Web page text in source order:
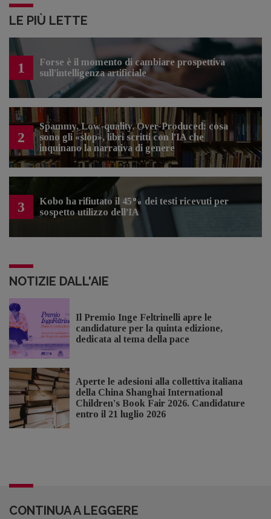
LE PIÙ LETTE
1
Forse è il momento di cambiare prospettiva
sull’intelligenza artificiale
2
Spammy, Low-quality, Over-Produced: cosa
sono gli «slop», libri scritti con l'IA che
inquinano la narrativa di genere
3
Kobo ha rifiutato il 45% dei testi ricevuti per
sospetto utilizzo dell’IA
NOTIZIE DALL'AIE
Il Premio Inge Feltrinelli apre le
candidature per la quinta edizione,
dedicata al tema della pace
Aperte le adesioni alla collettiva italiana
della China Shanghai International
Children's Book Fair 2026. Candidature
entro il 21 luglio 2026
CONTINUA A LEGGERE